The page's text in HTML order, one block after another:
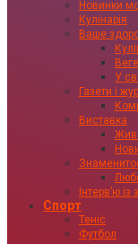
Новинки
Кулінарія
Ваше
У
Газети і
Виставка
Інтервʼю із
Спорт
Теніс
Футбол